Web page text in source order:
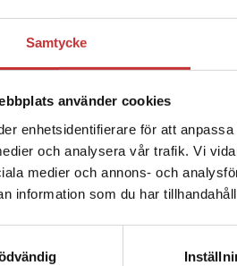
Samtycke
använder cookies
enhetsidentifierare för att
och analysera vår trafik. Vi
medier och annons- och
information som du har
Det verkar
enhet utanför
Sverige. För